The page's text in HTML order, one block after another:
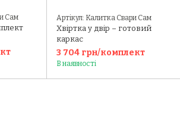
Сам Артікул: Калитка Свари Сам
Хвіртка у двір – готовий
каркас
3 704 грн/комплект
В наявності